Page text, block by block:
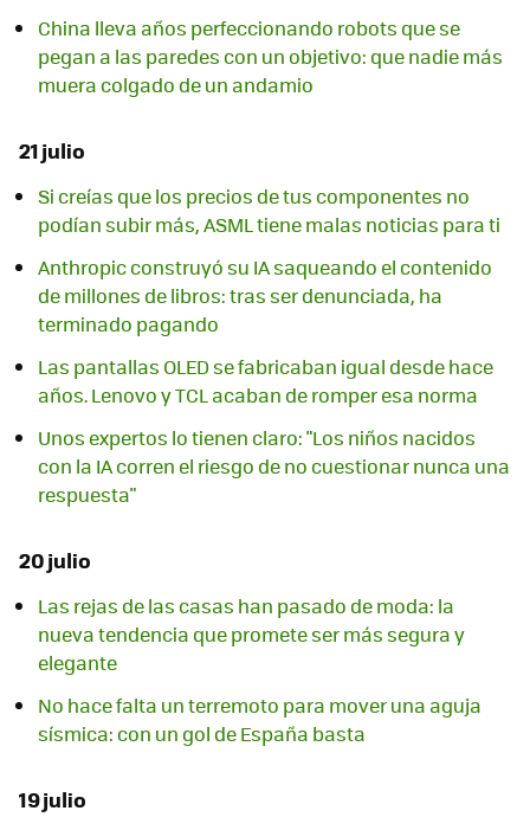
China lleva años perfeccionando robots que se
pegan a las paredes con un objetivo: que nadie más
muera colgado de un andamio
21 julio
Si creías que los precios de tus componentes no
podían subir más, ASML tiene malas noticias para ti
Anthropic construyó su IA saqueando el contenido
de millones de libros: tras ser denunciada, ha
terminado pagando
Las pantallas OLED se fabricaban igual desde hace
años. Lenovo y TCL acaban de romper esa norma
Unos expertos lo tienen claro: "Los niños nacidos
con la IA corren el riesgo de no cuestionar nunca una
respuesta"
20 julio
Las rejas de las casas han pasado de moda: la
nueva tendencia que promete ser más segura y
elegante
No hace falta un terremoto para mover una aguja
sísmica: con un gol de España basta
19 julio